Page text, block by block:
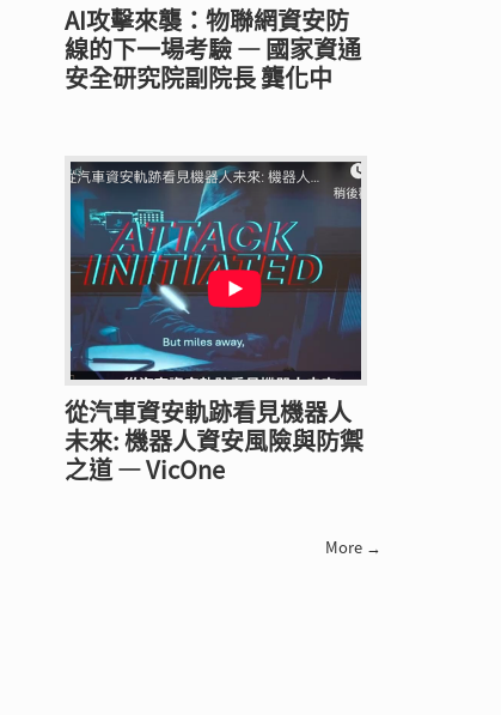
AI攻擊來襲：物聯網資安防
線的下一場考驗 — 國家資通
安全研究院副院長 龔化中
從汽車資安軌跡看見機器人
未來: 機器人資安風險與防禦
之道 — VicOne
More →